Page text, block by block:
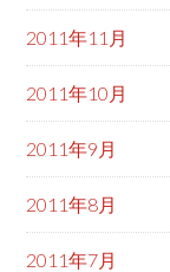
2011年11月
2011年10月
2011年9月
2011年8月
2011年7月